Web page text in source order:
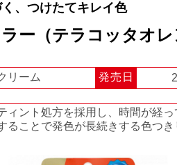
店頭観察レポート
ート 店頭観察
、つけたてキレイ色
ー（テラコッタオ
リーム 発売日
ィント処方を採用し、時間が経
ることで発色が長続きする色つ